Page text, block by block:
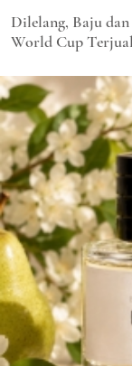
Dilelang, Baju
World Cup